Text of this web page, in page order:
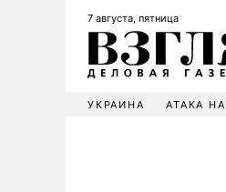
7 августа, пятница
УКРАИНА АТАКА